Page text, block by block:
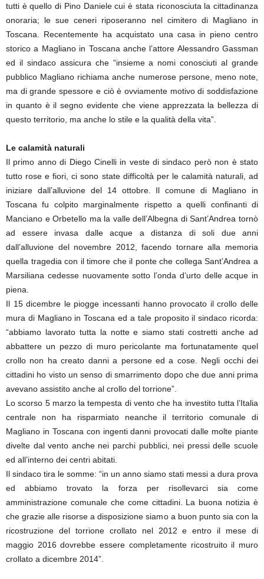
tutti è quello di Pino Daniele cui è stata riconosciuta la cittadinanza
onoraria; le sue ceneri riposeranno nel cimitero di Magliano in
Toscana. Recentemente ha acquistato una casa in pieno centro
storico a Magliano in Toscana anche l’attore Alessandro Gassman
ed il sindaco assicura che “insieme a nomi conosciuti al grande
pubblico Magliano richiama anche numerose persone, meno note,
ma di grande spessore e ciò è ovviamente motivo di soddisfazione
in quanto è il segno evidente che viene apprezzata la bellezza di
questo territorio, ma anche lo stile e la qualità della vita”.
Le calamità naturali
Il primo anno di Diego Cinelli in veste di sindaco però non è stato
tutto rose e fiori, ci sono state difficoltà per le calamità naturali, ad
iniziare dall’alluvione del 14 ottobre. Il comune di Magliano in
Toscana fu colpito marginalmente rispetto a quelli confinanti di
Manciano e Orbetello ma la valle dell’Albegna di Sant’Andrea tornò
ad essere invasa dalle acque a distanza di soli due anni
dall’alluvione del novembre 2012, facendo tornare alla memoria
quella tragedia con il timore che il ponte che collega Sant’Andrea a
Marsiliana cedesse nuovamente sotto l’onda d’urto delle acque in
piena.
Il 15 dicembre le piogge incessanti hanno provocato il crollo delle
mura di Magliano in Toscana ed a tale proposito il sindaco ricorda:
“abbiamo lavorato tutta la notte e siamo stati costretti anche ad
abbattere un pezzo di muro pericolante ma fortunatamente quel
crollo non ha creato danni a persone ed a cose. Negli occhi dei
cittadini ho visto un senso di smarrimento dopo che due anni prima
avevano assistito anche al crollo del torrione”.
Lo scorso 5 marzo la tempesta di vento che ha investito tutta l’Italia
centrale non ha risparmiato neanche il territorio comunale di
Magliano in Toscana con ingenti danni provocati dalle molte piante
divelte dal vento anche nei parchi pubblici, nei pressi delle scuole
ed all’interno dei centri abitati.
Il sindaco tira le somme: “in un anno siamo stati messi a dura prova
ed abbiamo trovato la forza per risollevarci sia come
amministrazione comunale che come cittadini. La buona notizia è
che grazie alle risorse a disposizione siamo a buon punto sia con la
ricostruzione del torrione crollato nel 2012 e entro il mese di
maggio 2016 dovrebbe essere completamente ricostruito il muro
crollato a dicembre 2014”.